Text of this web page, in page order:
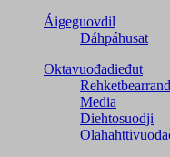
Áigeguovdil
Dáhpáhusat
Oktavuođadieđut
Media
Diehtosuodji